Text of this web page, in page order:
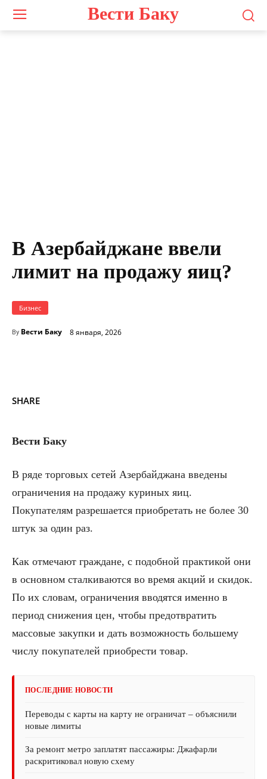
Вести Баку
В Азербайджане ввели
лимит на продажу яиц?
Бизнес
By Вести Баку 8 января, 2026
SHARE
Вести Баку
В ряде торговых сетей Азербайджана введены
ограничения на продажу куриных яиц.
Покупателям разрешается приобретать не более 30
штук за один раз.
Как отмечают граждане, с подобной практикой они
в основном сталкиваются во время акций и скидок.
По их словам, ограничения вводятся именно в
период снижения цен, чтобы предотвратить
массовые закупки и дать возможность большему
числу покупателей приобрести товар.
ПОСЛЕДНИЕ НОВОСТИ
Переводы с карты на карту не ограничат – объяснили
новые лимиты
За ремонт метро заплатят пассажиры: Джафарли
раскритиковал новую схему